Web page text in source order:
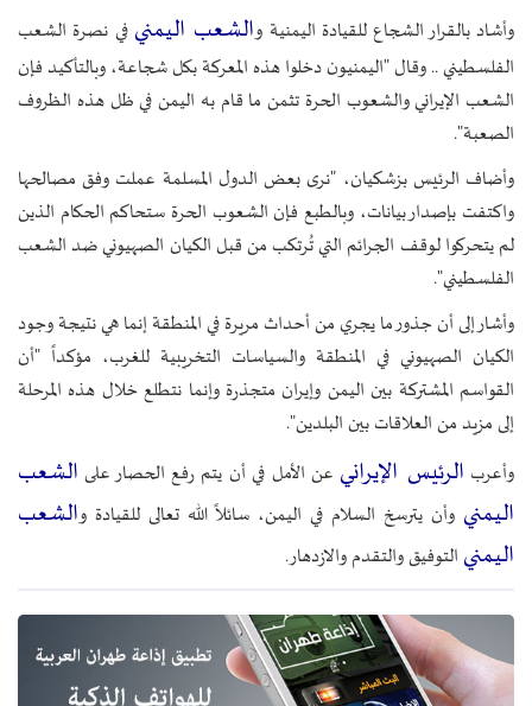
وأشاد بالقرار الشجاع للقيادة اليمنية والشعب اليمني في نصرة الشعب
الفلسطيني .. وقال "اليمنيون دخلوا هذه المعركة بكل شجاعة، وبالتأكيد فإن
الشعب الإيراني والشعوب الحرة تثمن ما قام به اليمن في ظل هذه الظروف
الصعبة".
وأضاف الرئيس بزشكيان، "نرى بعض الدول المسلمة عملت وفق مصالحها
واكتفت بإصدار بيانات، وبالطبع فإن الشعوب الحرة ستحاكم الحكام الذين
لم يتحركوا لوقف الجرائم التي تُرتكب من قبل الكيان الصهيوني ضد الشعب
الفلسطيني".
وأشار إلى أن جذور ما يجري من أحداث مريرة في المنطقة إنما هي نتيجة وجود
الكيان الصهيوني في المنطقة والسياسات التخريبية للغرب، مؤكداً "أن
القواسم المشتركة بين اليمن وإيران متجذرة وإنما نتطلع خلال هذه المرحلة
إلى مزيد من العلاقات بين البلدين".
وأعرب الرئيس الإيراني عن الأمل في أن يتم رفع الحصار على الشعب
اليمني وأن يترسخ السلام في اليمن، سائلاً الله تعالى للقيادة والشعب
اليمني التوفيق والتقدم والازدهار.